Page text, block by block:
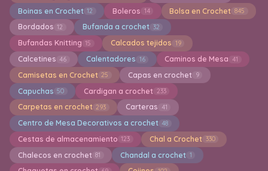
Boinas en Crochet 12 Boleros 14 Bolsa en Crochet 845
Bordados 12 Bufanda a crochet 32
Bufandas Knitting 15 Calcados tejidos 19
Calcetines 46 Calentadores 16 Caminos de Mesa 41
Camisetas en Crochet 25 Capas en crochet 9
Capuchas 50 Cardigan a crochet 233
Carpetas en crochet 293 Carteras 41
Centro de Mesa Decorativos a crochet 48
Cestas de almacenamiento 123 Chal a Crochet 330
Chalecos en crochet 81 Chandal a crochet 1